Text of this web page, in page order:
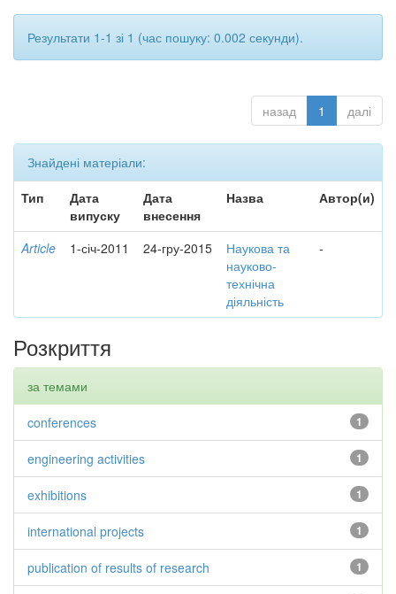
Результати 1-1 зі 1 (час пошуку: 0.002 секунди).
назад 1 далі
Знайдені матеріали:
Тип
Дата
випуску
Дата
внесення
Назва Автор(и)
Article 1-січ-2011 24-гру-2015
Наукова та
науково-
технічна
діяльність
-
Розкриття
за темами
1
conferences
1
engineering activities
1
exhibitions
1
international projects
1
publication of results of research